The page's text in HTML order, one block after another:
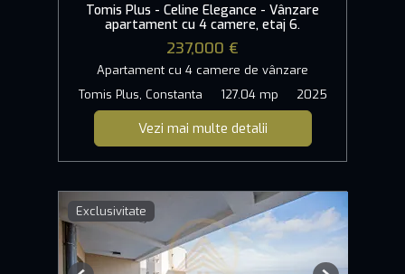
Tomis Plus - Celine Elegance - Vânzare
apartament cu 4 camere, etaj 6.
237,000 €
Apartament cu 4 camere de vânzare
Tomis Plus, Constanta
127.04 mp 2025
Vezi mai multe detalii
Exclusivitate